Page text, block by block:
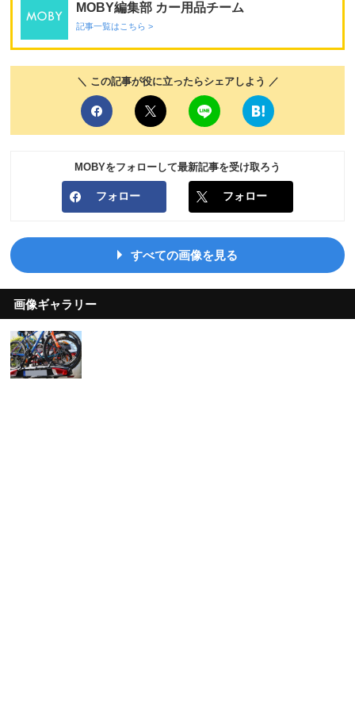
MOBY編集部 カー用品チーム
記事一覧はこちら >
＼ この記事が役に立ったらシェアしよう ／
MOBYをフォローして最新記事を受け取ろう
フォロー フォロー
すべての画像を見る
画像ギャラリー